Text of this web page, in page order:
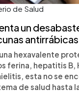
de Salud
un
antirrábicas
hexavalente
ferina, hepatitis B,
esta no se
de salud hasta